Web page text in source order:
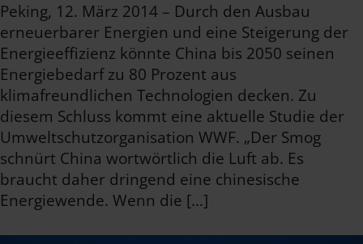
Peking, 12. März 2014 – Durch den Ausbau
erneuerbarer Energien und eine Steigerung der
Energieeffizienz könnte China bis 2050 seinen
Energiebedarf zu 80 Prozent aus
klimafreundlichen Technologien decken. Zu
diesem Schluss kommt eine aktuelle Studie der
Umweltschutzorganisation WWF. „Der Smog
schnürt China wortwörtlich die Luft ab. Es
braucht daher dringend eine chinesische
Energiewende. Wenn die […]